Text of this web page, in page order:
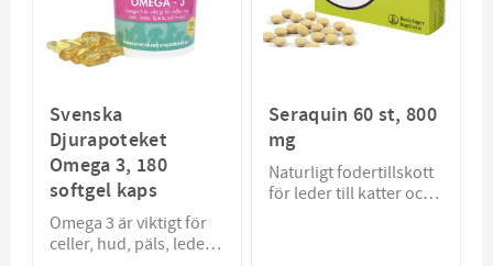
Svenska
Djurapoteket
Omega 3, 180
softgel kaps
Omega 3 är viktigt för
celler, hud, päls, leder,
Seraquin 60 st, 800
mg
Naturligt fodertillskott
för leder till katter och